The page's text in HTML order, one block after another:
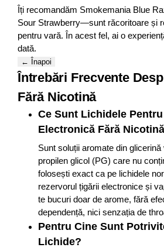
Îți recomandăm Smokemania Blue
Sour Strawberry—sunt răcoritoare și
pentru vară. În acest fel, ai o
dată.
← Înapoi
Întrebări Frecvente
Fără Nicotină
Ce Sunt Lichidele
Electronică Fără
Sunt soluții aromate din
propilen glicol (PG) care nu
folosești exact ca pe lichidele
rezervorul țigării electronice și
te bucuri doar de arome, fără
dependență, nici senzația de
Pentru Cine Sunt
Lichide?